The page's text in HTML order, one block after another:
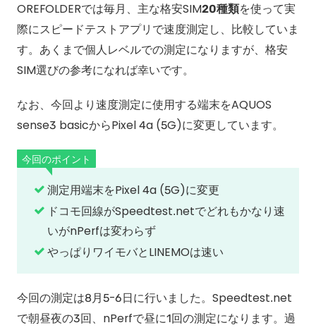
OREFOLDERでは毎月、主な格安SIM20種類を使って実
際にスピードテストアプリで速度測定し、比較していま
す。あくまで個人レベルでの測定になりますが、格安
SIM選びの参考になれば幸いです。
なお、今回より速度測定に使用する端末をAQUOS
sense3 basicからPixel 4a (5G)に変更しています。
今回のポイント
測定用端末をPixel 4a (5G)に変更
ドコモ回線がSpeedtest.netでどれもかなり速
いがnPerfは変わらず
やっぱりワイモバとLINEMOは速い
今回の測定は8月5-6日に行いました。Speedtest.net
で朝昼夜の3回、nPerfで昼に1回の測定になります。過